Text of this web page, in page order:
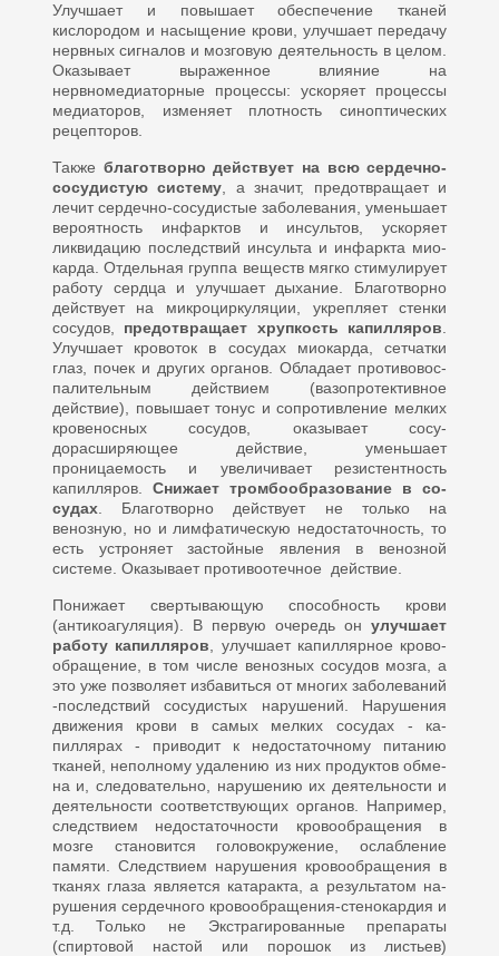
Улучшает и повышает обеспечение тканей
кислородом и насыщение крови, улучшает пере­дачу
нервных сигналов и мозговую деятельность в целом.
Оказывает выраженное влияние на
нервномедиаторные процессы: ускоряет процессы
медиаторов, изменяет плотность синоптических
рецепто­ров.
Также благотворно действует на всю сердечно-
сосудистую сис­тему , а значит, предотвращает и
лечит сердечно-сосудистые за­болевания, уменьшает
вероят­ность инфарктов и инсультов, ускоряет
ликвидацию послед­ствий инсульта и инфаркта мио­
карда. Отдельная группа веществ мягко стимулирует
работу сердца и улучшает дыхание. Благотворно
действует на микроциркуляции, укрепляет стенки
сосудов, предот­вращает хрупкость капилляров
Улучшает кровоток в сосудах мио­карда, сетчатки
глаз, почек и дру­гих органов. Обладает противовос­
палительным действием (вазопротективное
действие), повышает то­нус и сопротивление мелких
кровеносных сосудов, оказывает сосу­
дорасширяющее действие, умень­шает
проницаемость и увеличива­ет резистентность
капилляров. Снижает тромбообразование в со­
судах. Благотворно действует не только на
венозную, но и лимфа­тическую недостаточность, то
есть устроняет застойные явления в венозной
системе. Оказывает противоотечное действие.
Понижает свертывающую способность крови
(антикоагуляция). В первую оче­редь онулучшает
работу капилля­ров , улучшает капиллярное крово­
обращение, в том числе венозных сосудов мозга, а
это уже позволя­ет избавиться от многих заболева­ний
-последствий сосудистых нарушений. Нарушения
движения крови в самых мелких сосудах - ка­
пиллярах - приводит к недостаточ­ному питанию
тканей, неполному удалению из них продуктов обме­
на и, следовательно, нарушению их деятельности и
деятельности соответствующих органов. Напри­мер,
следствием недостаточности кровообращения в
мозге становит­ся головокружение, ослабление
памяти. Следствием нарушения кровообращения в
тканях глаза является катаракта, а результатом на­
рушения сердечного кровообращения-стенокардия и
т.д. Только не Экстрагированные препараты
(спиртовой настой или порошок из листьев)